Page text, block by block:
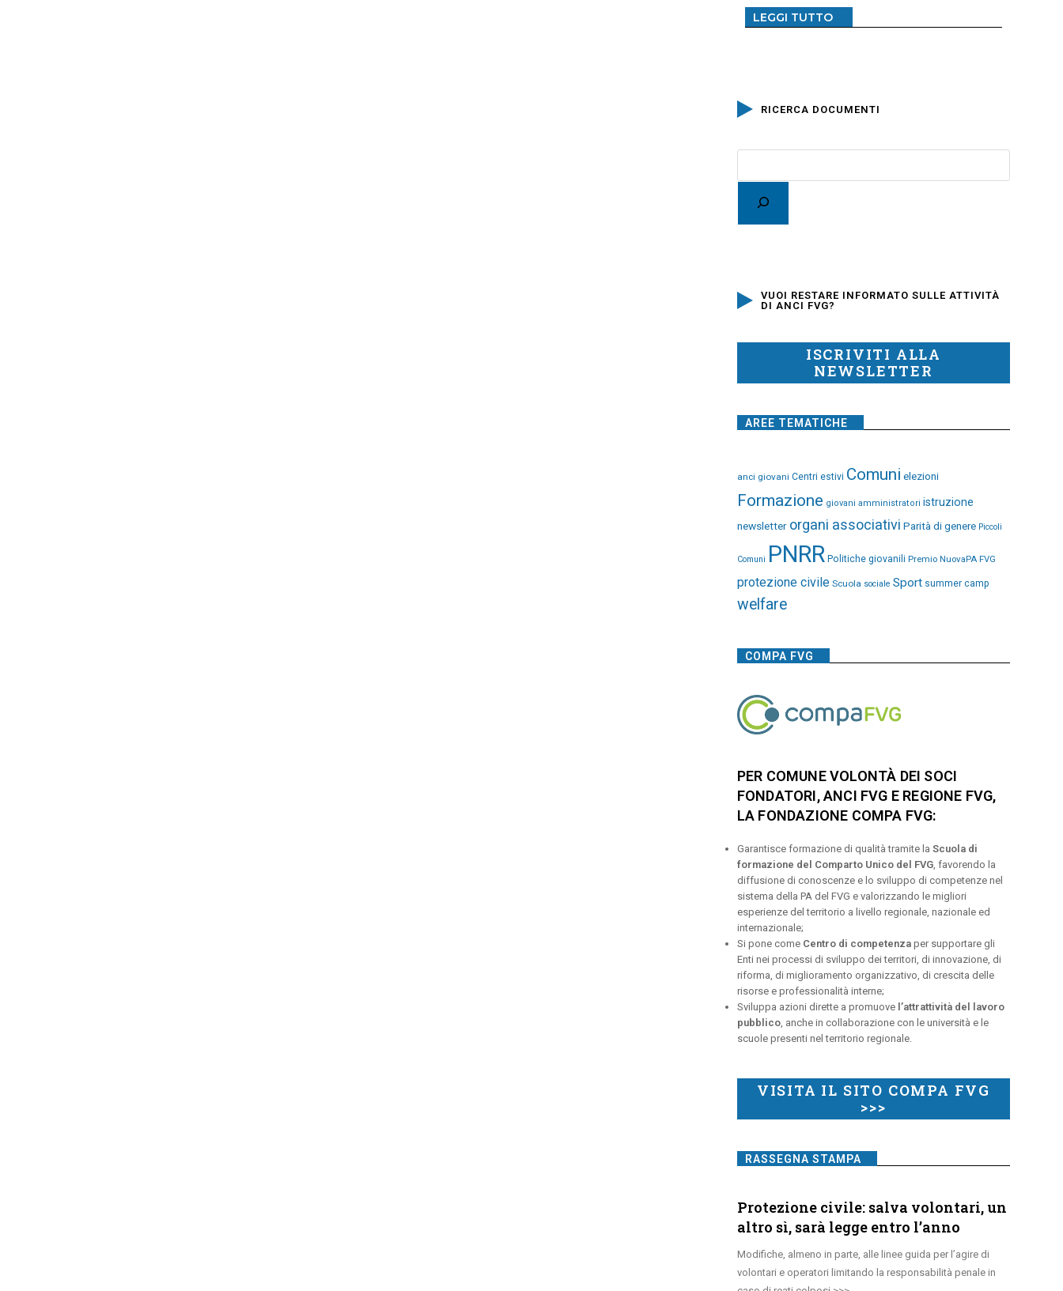
LEGGI TUTTO
RICERCA DOCUMENTI
VUOI RESTARE INFORMATO SULLE ATTIVITÀ
DI ANCI FVG?
ISCRIVITI ALLA
NEWSLETTER
AREE TEMATICHE
anci giovani Centri estivi Comuni elezioni
Formazione giovani amministratori istruzione
newsletter organi associativi Parità di genere Piccoli
Comuni PNRR Politiche giovanili Premio NuovaPA FVG
protezione civile Scuola sociale Sport summer camp
welfare
COMPA FVG
PER COMUNE VOLONTÀ DEI SOCI
FONDATORI, ANCI FVG E REGIONE FVG,
LA FONDAZIONE COMPA FVG:
Garantisce formazione di qualità tramite la Scuola di
formazione del Comparto Unico del FVG, favorendo la
diffusione di conoscenze e lo sviluppo di competenze nel
sistema della PA del FVG e valorizzando le migliori
esperienze del territorio a livello regionale, nazionale ed
internazionale;
Si pone come Centro di competenzaper supportare gli
Enti nei processi di sviluppo dei territori, di innovazione, di
riforma, di miglioramento organizzativo, di crescita delle
risorse e professionalità interne;
Sviluppa azioni dirette a promuove l’attrattività del lavoro
pubblico, anche in collaborazione con le università e le
scuole presenti nel territorio regionale.
VISITA IL SITO COMPA FVG
>>>
RASSEGNA STAMPA
Protezione civile: salva volontari, un
altro sì, sarà legge entro l’anno
Modifiche, almeno in parte, alle linee guida per l’agire di
volontari e operatori limitando la responsabilità penale in